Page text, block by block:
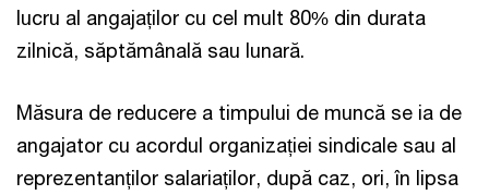
lucru al angajaților cu cel mult 80% din durata
zilnică, săptămânală sau lunară.
Măsura de reducere a timpului de muncă se ia de
angajator cu acordul organizației sindicale sau al
reprezentanților salariaților, după caz, ori, în lipsa